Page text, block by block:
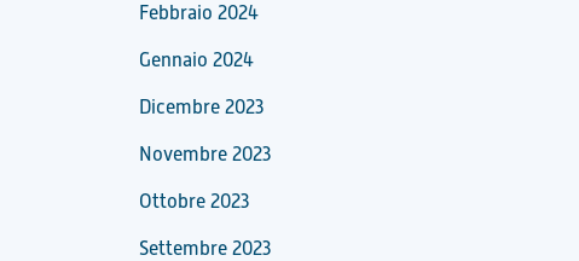
Febbraio 2024
Gennaio 2024
Dicembre 2023
Novembre 2023
Ottobre 2023
Settembre 2023